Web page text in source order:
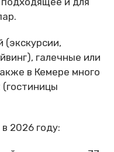
(экскурсии,
галечные или
в Кемере много
(гостиницы
2026 году: